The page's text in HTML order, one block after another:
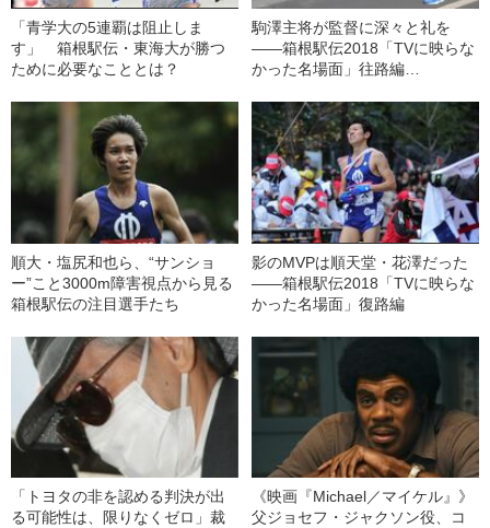
「青学大の5連覇は阻止しま
す」 箱根駅伝・東海大が勝つ
ために必要なこととは？
駒澤主将が監督に深々と礼を
――箱根駅伝2018「TVに映らな
かった名場面」往路編
順大・塩尻和也ら、“サンショ
ー”こと3000m障害視点から見る
箱根駅伝の注目選手たち
影のMVPは順天堂・花澤だった
――箱根駅伝2018「TVに映らな
かった名場面」復路編
「トヨタの非を認める判決が出
る可能性は、限りなくゼロ」裁
《映画『Michael／マイケル』》
父ジョセフ・ジャクソン役、コ